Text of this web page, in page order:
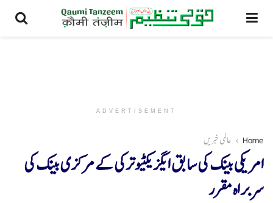
ADVERTISEMENT
Home عالمی خبریں
امریکی بینک کی سابق ایگزیکٹیو ترکی کے مرکزی بینک کی
سربراہ مقرر